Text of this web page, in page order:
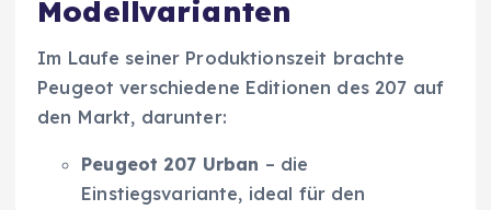
Modellvarianten
Im Laufe seiner Produktionszeit brachte
Peugeot verschiedene Editionen des 207 auf
den Markt, darunter:
Peugeot 207 Urban – die
Einstiegsvariante, ideal für den